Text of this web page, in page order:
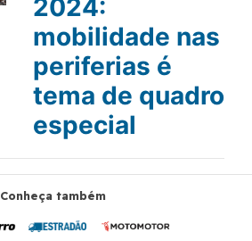
2024:
mobilidade nas
periferias é
tema de quadro
especial
Conheça também